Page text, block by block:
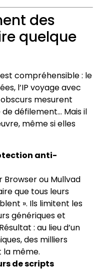
des
quelque
compréhensible : le
l’IP voyage avec
mesurent
défilement… Mais il
même si elles
anti-
ou Mullvad
que tous leurs
». Ils limitent les
génériques et
: au lieu d’un
des milliers
la même.
de scripts